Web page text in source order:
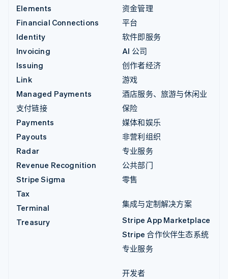
Elements
Financial Connections
Identity
Invoicing
Issuing
Link
Managed Payments
支付链接
Payments
Payouts
Radar
Revenue Recognition
Stripe Sigma
Tax
Terminal
Treasury
资金管理
平台
软件即服务
AI 公司
创作者经济
游戏
酒店服务、旅游与休闲业
保险
媒体和娱乐
非营利组织
专业服务
公共部门
零售
集成与定制解决方案
Stripe App Marketplace
Stripe 合作伙伴生态系统
专业服务
开发者